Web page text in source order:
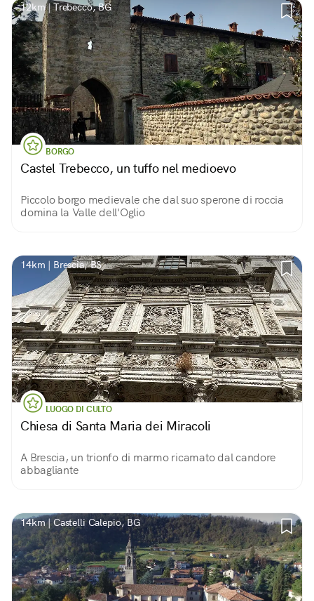
12km | Trebecco, BG
BORGO
Castel Trebecco, un tuffo nel medioevo
Piccolo borgo medievale che dal suo sperone di roccia
domina la Valle dell'Oglio
14km | Brescia, BS
LUOGO DI CULTO
Chiesa di Santa Maria dei Miracoli
A Brescia, un trionfo di marmo ricamato dal candore
abbagliante
14km | Castelli Calepio, BG